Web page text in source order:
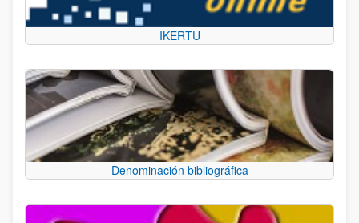
IKERTU
Denominación bibliográfica